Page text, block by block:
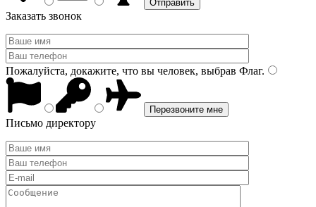
Заказать звонок
Пожалуйста, докажите, что вы человек, выбрав Флаг.
Письмо директору